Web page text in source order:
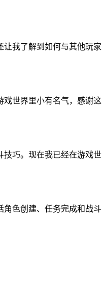
我了解到如何与其他玩家
戏世界里小有名气，感谢这
技巧。现在我已经在游戏世
色创建、任务完成和战斗